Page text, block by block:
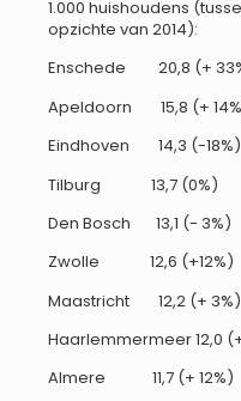
1.000 huishoudens
opzichte van 2014):
Enschede 20,8 (+
Apeldoorn 15,8 (+
Eindhoven 14,3 (-18%)
Tilburg 13,7 (0%)
Den Bosch 13,1 (- 3%)
Zwolle 12,6 (+12%)
Maastricht 12,2 (+ 3%)
Haarlemmermeer 12,0
Almere 11,7 (+ 12%)